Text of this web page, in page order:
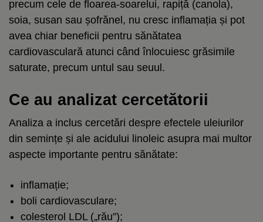
precum cele de floarea-soarelui, rapiță (canola),
soia, susan sau șofrănel, nu cresc inflamația și pot
avea chiar beneficii pentru sănătatea
cardiovasculară atunci când înlocuiesc grăsimile
saturate, precum untul sau seuul.
Ce au analizat cercetătorii
Analiza a inclus cercetări despre efectele uleiurilor
din semințe și ale acidului linoleic asupra mai multor
aspecte importante pentru sănătate:
inflamație;
boli cardiovasculare;
colesterol LDL („rău”);